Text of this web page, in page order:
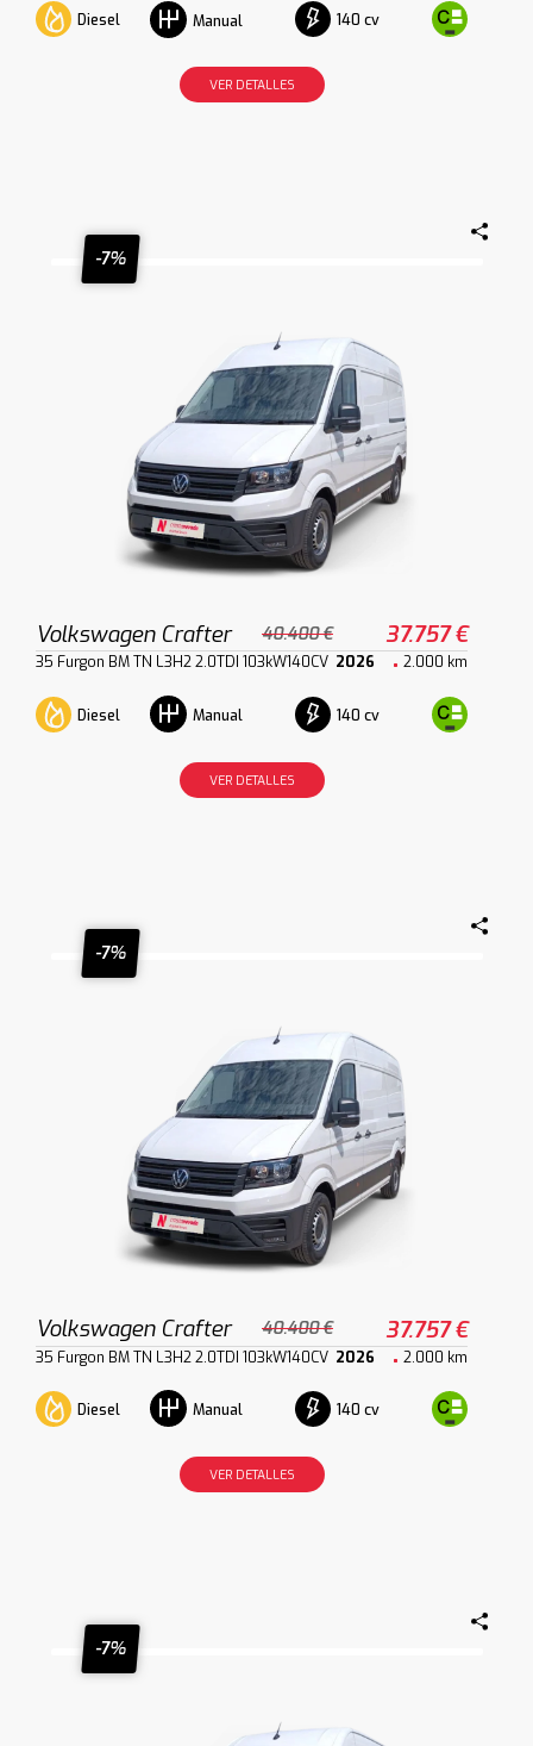
Diesel Manual 140 cv
VER DETALLES
-7%
Volkswagen Crafter 40.400 € 37.757 €
35 Furgon BM TN L3H2 2.0TDI 103kW140CV 2026 2.000 km
Diesel Manual 140 cv
VER DETALLES
-7%
Volkswagen Crafter 40.400 € 37.757 €
35 Furgon BM TN L3H2 2.0TDI 103kW140CV 2026 2.000 km
Diesel Manual 140 cv
VER DETALLES
-7%